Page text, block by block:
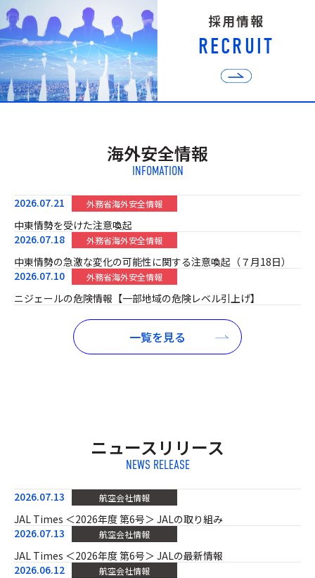
採用情報
RECRUIT
海外安全情報
INFOMATION
2026.07.21 外務省海外安全情報
中東情勢を受けた注意喚起
2026.07.18
外務省海外安全情報
中東情勢の急激な変化の可能性に関する注意喚起（７月18日）
2026.07.10
外務省海外安全情報
ニジェールの危険情報【一部地域の危険レベル引上げ】
一覧を見る
ニュースリリース
NEWS RELEASE
2026.07.13 航空会社情報
JAL Times ＜2026年度 第6号＞ JALの取り組み
2026.07.13
航空会社情報
JAL Times ＜2026年度 第6号＞ JALの最新情報
2026.06.12
航空会社情報